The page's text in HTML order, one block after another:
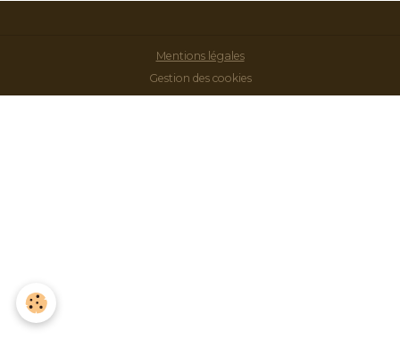
Mentions légales
Gestion des cookies